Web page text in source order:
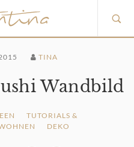
TINA
Wandbild
TUTORIALS &
DEKO